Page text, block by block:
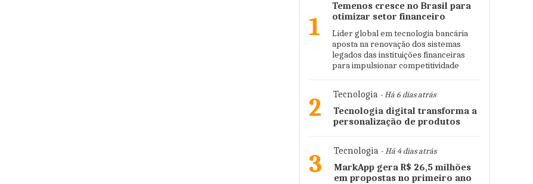
1
Temenos cresce no Brasil para
otimizar setor financeiro
Líder global em tecnologia bancária
aposta na renovação dos sistemas
legados das instituições financeiras
para impulsionar competitividade
2 Tecnologia - Há 6 dias atrás
Tecnologia digital transforma a
personalização de produtos
3 Tecnologia - Há 4 dias atrás
MarkApp gera R$ 26,5 milhões
em propostas no primeiro ano